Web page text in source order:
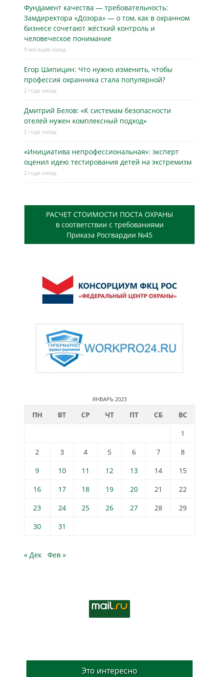
Фундамент качества — требовательность:
Замдиректора «Дозора» — о том, как в охранном
бизнесe сочетают жёсткий контроль и
человеческое понимание
9 месяцев назад
Егор Шипицин: Что нужно изменить, чтобы
профессия охранника стала популярной?
2 года назад
Дмитрий Белов: «К системам безопасности
отелей нужен комплексный подход»
2 года назад
«Инициатива непрофессиональная»: эксперт
оценил идею тестирования детей на экстремизм
2 года назад
РАСЧЕТ СТОИМОСТИ ПОСТА ОХРАНЫ
в соответствии с требованиями
Приказа Росгвардии №45
ЯНВАРЬ 2023
ПН ВТ СР ЧТ ПТ СБ
ВС
1
2
3 4 5 6 7
8
9
10 11 12 13 14
15
16
17 18 19 20 21
22
23
24 25 26 27 28
29
30
31
« Дек Фев »
Это интересно